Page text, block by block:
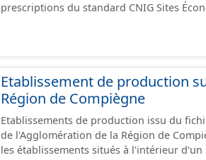
prescriptions du standard CNIG Sites
Etablissement de production
Région de Compiègne
Etablissements de production issu du
de l'Agglomération de la Région de
les établissements situés à l'intérieur